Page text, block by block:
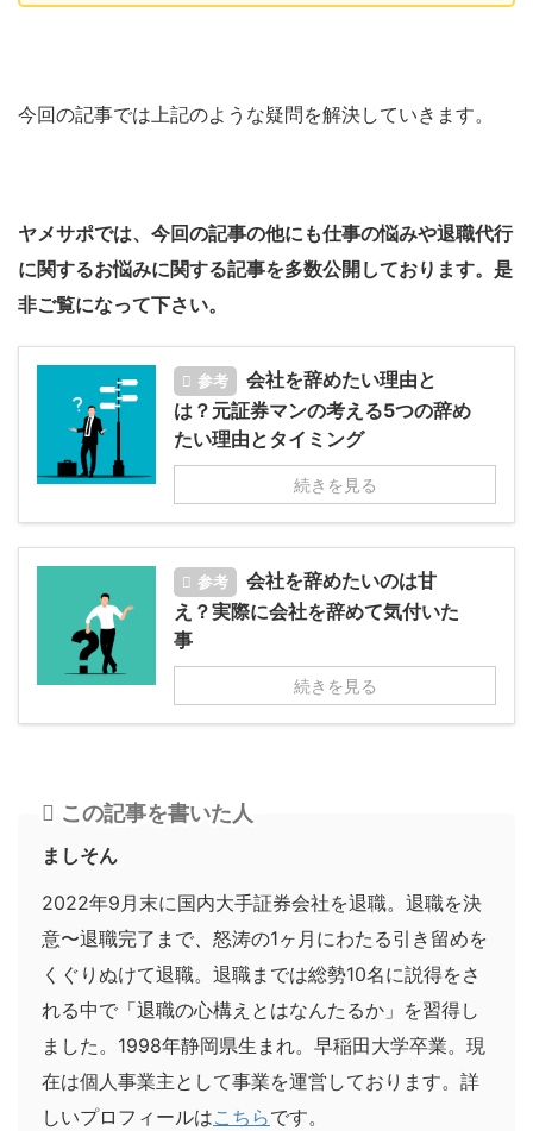
今回の記事では上記のような疑問を解決していきます。
ヤメサポでは、今回の記事の他にも仕事の悩みや退職代行
に関するお悩みに関する記事を多数公開しております。是
非ご覧になって下さい。
参考
会社を辞めたい理由と
は？元証券マンの考える5つの辞め
たい理由とタイミング
続きを見る
参考
会社を辞めたいのは甘
え？実際に会社を辞めて気付いた
事
続きを見る
この記事を書いた人
ましそん
2022年9月末に国内大手証券会社を退職。退職を決
意〜退職完了まで、怒涛の1ヶ月にわたる引き留めを
くぐりぬけて退職。退職までは総勢10名に説得をさ
れる中で「退職の心構えとはなんたるか」を習得し
ました。1998年静岡県生まれ。早稲田大学卒業。現
在は個人事業主として事業を運営しております。詳
しいプロフィールはこちらです。